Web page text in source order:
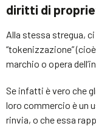
diritti di
Alla stessa stregua,
“tokenizzazione”
marchio o opera
Se infatti è vero che
loro commercio è un
rinvia, o che essa